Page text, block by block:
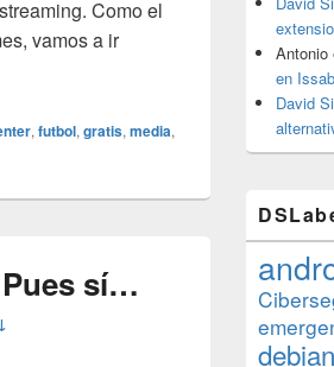
Como el
vamos a ir
XBMC…
, futbol, gratis, media,
sí…
Antonio
en
David
debian